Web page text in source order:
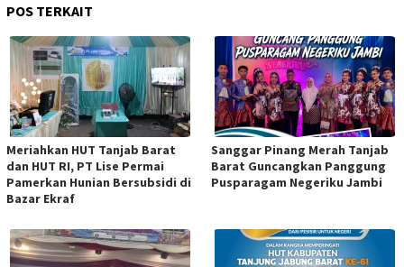
POS TERKAIT
Meriahkan HUT Tanjab Barat
dan HUT RI, PT Lise Permai
Pamerkan Hunian Bersubsidi di
Bazar Ekraf
Sanggar Pinang Merah Tanjab
Barat Guncangkan Panggung
Pusparagam Negeriku Jambi